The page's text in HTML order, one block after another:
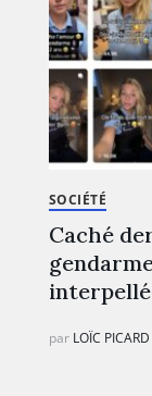
SOCIÉTÉ
Caché
par LOÏC PICARD